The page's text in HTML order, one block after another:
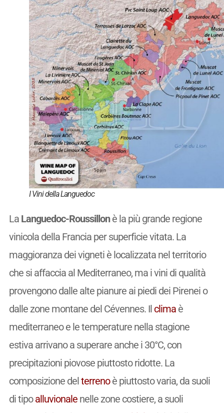
I Vini della Languedoc
La Languedoc-Roussillonè la più grande regione
vinicola della Francia per superficie vitata. La
maggioranza dei vigneti è localizzata nel territorio
che si affaccia al Mediterraneo, ma i vini di qualità
provengono dalle alte pianure ai piedi dei Pirenei o
dalle zone montane del Cévennes. Il climaè
mediterraneo e le temperature nella stagione
estiva arrivano a superare anche i 30°C, con
precipitazioni piovose piuttosto ridotte. La
composizione delterrenoè piuttosto varia, da suoli
di tipoalluvionalenelle zone costiere, a suoli